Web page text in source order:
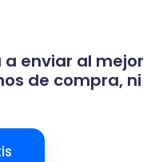
a enviar al mejor
de compra, ni